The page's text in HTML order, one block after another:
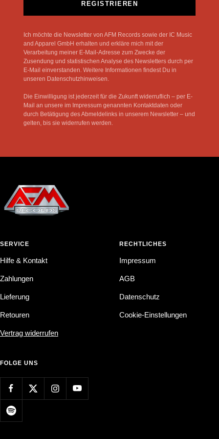
REGISTRIEREN
Ich möchte die Newsletter von AFM Records sowie der IC Music
and Apparel GmbH erhalten und erkläre mich mit der
Verarbeitung meiner E-Mail-Adresse zum Zwecke der
Zusendung und statistischen Analyse des Newsletters durch per
E-Mail einverstanden. Weitere Informationen findest Du in
unseren Datenschutzhinweisen.
Die Einwilligung ist jederzeit für die Zukunft widerruflich – per E-
Mail an unsere im Impressum genannten Kontaktdaten oder
durch Betätigung des Abmeldelinks in unserem Newsletter – und
gelten, bis sie widerrufen werden.
SERVICE
Hilfe & Kontakt
Zahlungen
Lieferung
Retouren
Vertrag widerrufen
RECHTLICHES
Impressum
AGB
Datenschutz
Cookie-Einstellungen
FOLGE UNS